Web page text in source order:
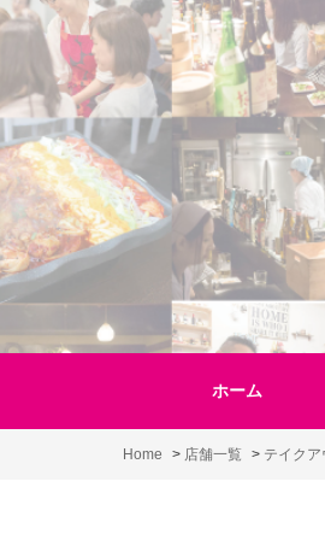
Skip
content
ホーム
Home > 店舗一覧 > テイクア